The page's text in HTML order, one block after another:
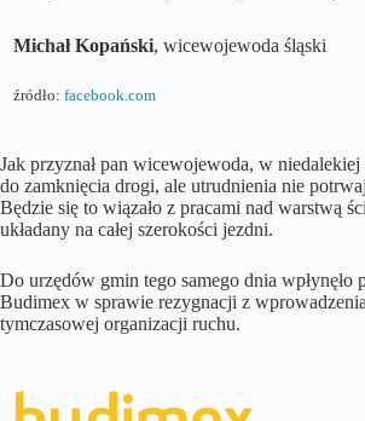
Michał Kopański, wicewojewoda śląski
źródło: facebook.com
Jak przyznał pan wicewojewoda, w niedalekiej
do zamknięcia drogi, ale utrudnienia nie
Będzie się to wiązało z pracami nad warstwą
układany na całej szerokości jezdni.
Do urzędów gmin tego samego dnia wpłynęło
Budimex w sprawie rezygnacji z
tymczasowej organizacji ruchu.